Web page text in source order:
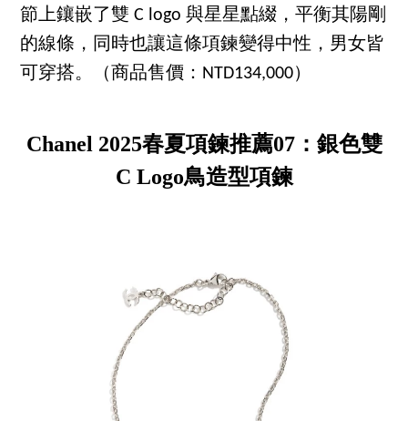
節上鑲嵌了雙 C logo 與星星點綴，平衡其陽剛
的線條，同時也讓這條項鍊變得中性，男女皆
可穿搭。（商品售價：NTD134,000）
Chanel 2025春夏項鍊推薦07：銀色雙
C Logo鳥造型項鍊